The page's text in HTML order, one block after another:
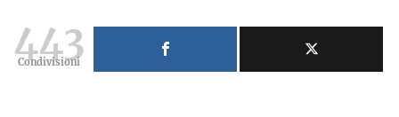
443
Condivisioni